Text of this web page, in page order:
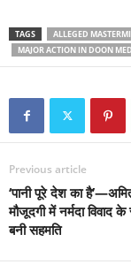
TAGS
ALLEGED
MAJOR ACTION IN DOON
Previous article
‘पानी पूरे देश का
मौजूदगी में नर्मदा विवाद
बनी सहमति